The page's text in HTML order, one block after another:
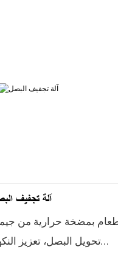
آلة تجفيف
بمضخة حرارية من
تحويل البصل، تعزيز